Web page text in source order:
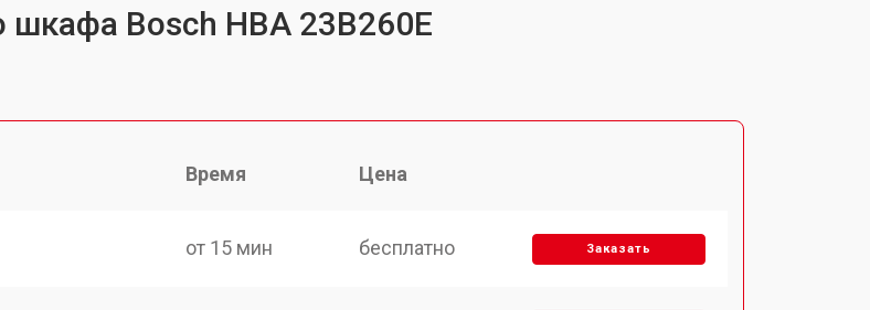
шкафа Bosch HBA 23B260E
Время Цена
от 15 мин бесплатно Заказать